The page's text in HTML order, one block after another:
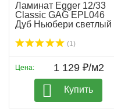
Ламинат Egger 12/33
Classic GAG EPL046
Дуб Ньюбери светлый
(1)
Цена: 1 129 ₽/м2
Купить